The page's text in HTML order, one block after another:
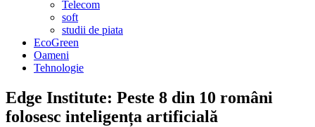
Telecom
soft
studii de piata
EcoGreen
Oameni
Tehnologie
Edge Institute: Peste 8 din 10 români
folosesc inteligența artificială